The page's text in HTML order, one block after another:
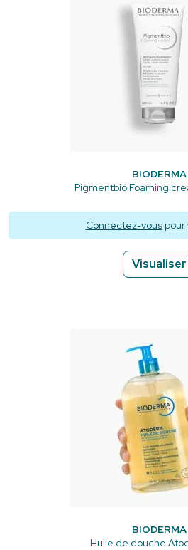
BIODERMA
Pigmentbio Foaming
Connectez-vouspour
Visualiser
BIODERMA
Huile de douche